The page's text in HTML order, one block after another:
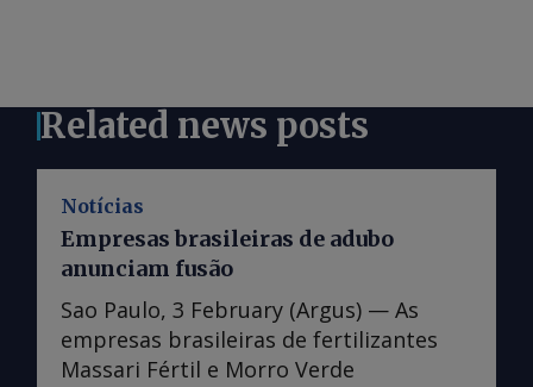
Related news posts
Notícias
Empresas brasileiras de adubo
anunciam fusão
Sao Paulo, 3 February (Argus) — As
empresas brasileiras de fertilizantes
Massari Fértil e Morro Verde